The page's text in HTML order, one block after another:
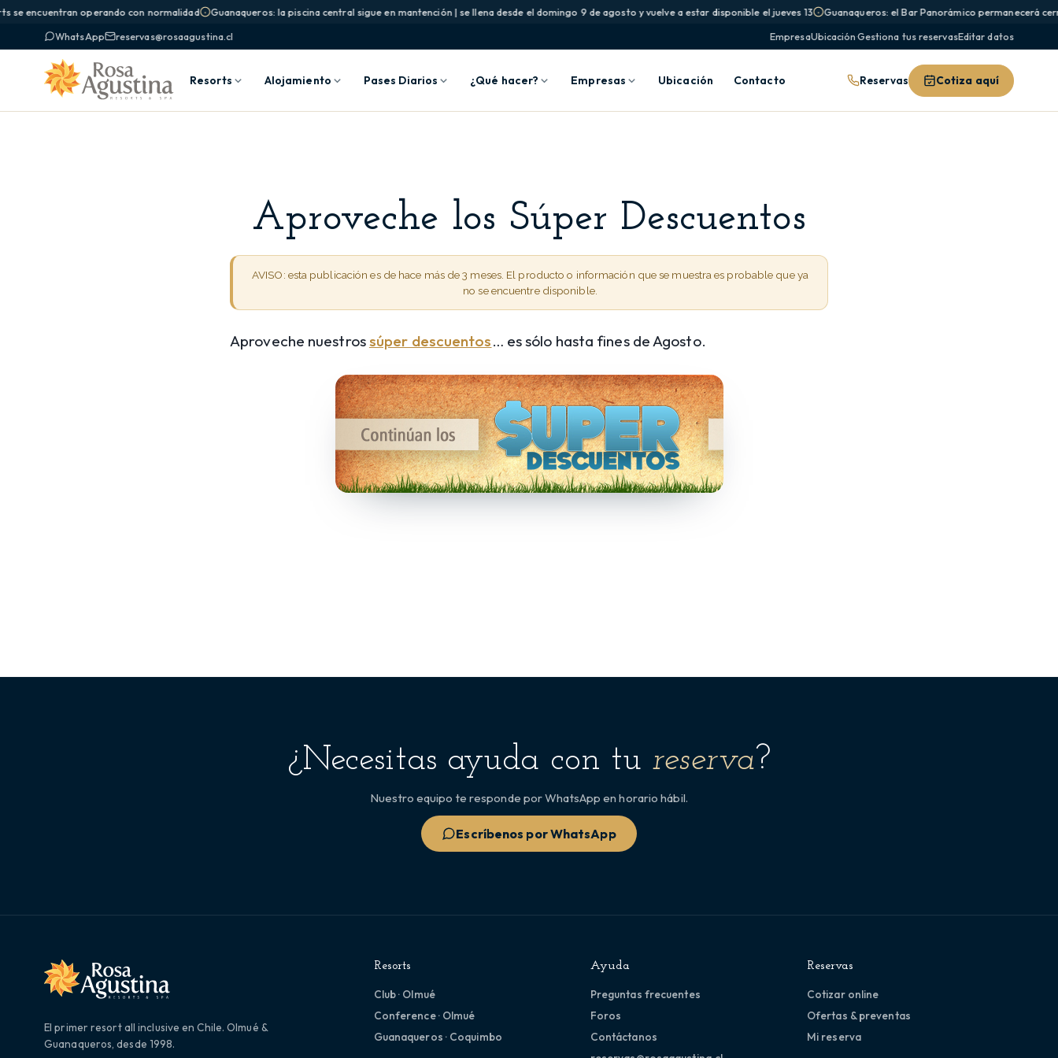
se encuentran operando con normalidad Guanaqueros: la piscina central sigue en mantención | se llena desde el domingo 9 de agosto y vuelve a estar disponible el jueves 13
Guanaqueros: el Bar Panorámico permanecerá
WhatsApp
reservas@rosaagustina.cl EmpresaUbicación·Gestiona tus reservasEditar datos
Resorts Alojamiento Pases Diarios ¿Qué hacer? Empresas Ubicación Contacto Reservas Cotiza aquí
Aproveche los Súper Descuentos
AVISO: esta publicación es de hace más de 3 meses. El producto o información que se muestra es probable que ya
no se encuentre disponible.
Aproveche nuestrossúper descuentos… es sólo hasta fines de Agosto.
¿Necesitas ayuda con tu reserva?
Nuestro equipo te responde por WhatsApp en horario hábil.
Escríbenos por WhatsApp
El primer resort all inclusive en Chile. Olmué &
Guanaqueros, desde 1998.
Resorts
Club · Olmué
Conference · Olmué
Guanaqueros · Coquimbo
Ayuda
Preguntas frecuentes
Foros
Contáctanos
Reservas
Cotizar online
Ofertas & preventas
Mi reserva